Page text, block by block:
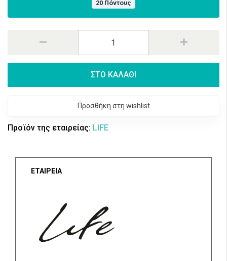
20 Πόντους
ΣΤΟ ΚΑΛΑΘΙ
Προσθήκη στη wishlist
Προϊόν της εταιρείας: LIFE
ΕΤΑΙΡΕΙΑ